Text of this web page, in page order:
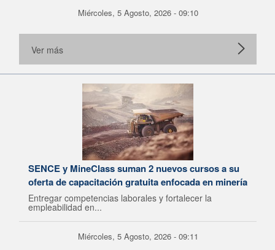
Miércoles, 5 Agosto, 2026 - 09:10
Ver más
SENCE y MineClass suman 2 nuevos cursos a su
oferta de capacitación gratuita enfocada en minería
Entregar competencias laborales y fortalecer la
empleabilidad en...
Miércoles, 5 Agosto, 2026 - 09:11